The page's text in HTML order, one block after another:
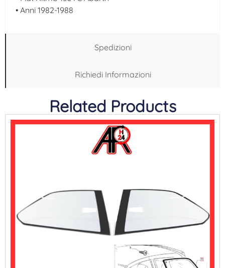
Spedizioni
Richiedi Informazioni
• Anni 1982-1988
Related Products